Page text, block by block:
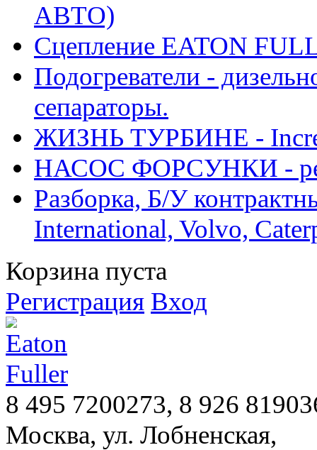
АВТО)
Сцепление EATON
Подогреватели -
сепараторы.
ЖИЗНЬ ТУРБИНЕ -
НАСОС ФОРСУНКИ -
Разборка, Б/У
International, Volvo,
Корзина пуста
Регистрация Вход
8 495 7200273, 8 926
Москва, ул. Лобненская,